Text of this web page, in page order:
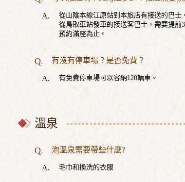
從山陰本線江原站到本旅店有接送的巴士
從鳥取車站發車的接送客巴士，需要提前
預約滿座為止。
有沒有停車場？是否免費？
有免費停車場可以容納120輛車。
溫泉
泡溫泉需要帶些什麼?
毛巾和換洗的衣服